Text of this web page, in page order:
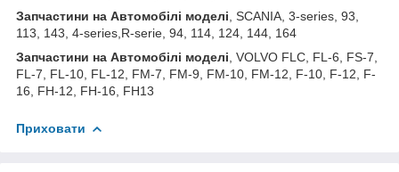
Запчастини на Автомобілі моделі , SCANIA, 3-series, 93,
113, 143, 4-series,R-serie, 94, 114, 124, 144, 164
Запчастини на Автомобілі моделі , VOLVO FLC, FL-6, FS-7,
FL-7, FL-10, FL-12, FM-7, FM-9, FM-10, FM-12, F-10, F-12, F-
16, FH-12, FH-16, FH13
Приховати